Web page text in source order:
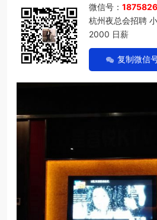
微信号：
杭州夜总会招聘
2000 日薪
复制微信